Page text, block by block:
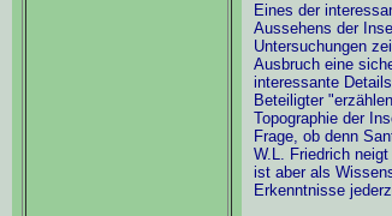
Eines der
Aussehens der
Untersuchungen
Ausbruch eine
interessante
Beteiligter
Topographie der
Frage, ob denn
W.L. Friedrich
ist aber als
Erkenntnisse